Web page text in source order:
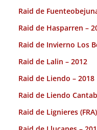
Raid de
Raid de Hasparren –
Raid de Invierno Los
Raid de Lalin – 2012
Raid de Liendo – 2018
Raid de Liendo
Raid de Lignieres